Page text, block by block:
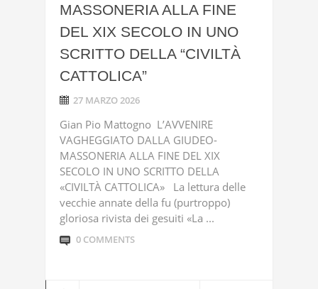
MASSONERIA ALLA FINE
DEL XIX SECOLO IN UNO
SCRITTO DELLA “CIVILTÀ
CATTOLICA”
27 MARZO 2026
Gian Pio Mattogno L’AVVENIRE
VAGHEGGIATO DALLA GIUDEO-
MASSONERIA ALLA FINE DEL XIX
SECOLO IN UNO SCRITTO DELLA
«CIVILTÀ CATTOLICA» La lettura delle
vecchie annate della fu (purtroppo)
gloriosa rivista dei gesuiti «La ...
0 COMMENTS